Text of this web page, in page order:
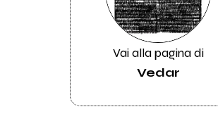
Vai alla pagina di
Vedar